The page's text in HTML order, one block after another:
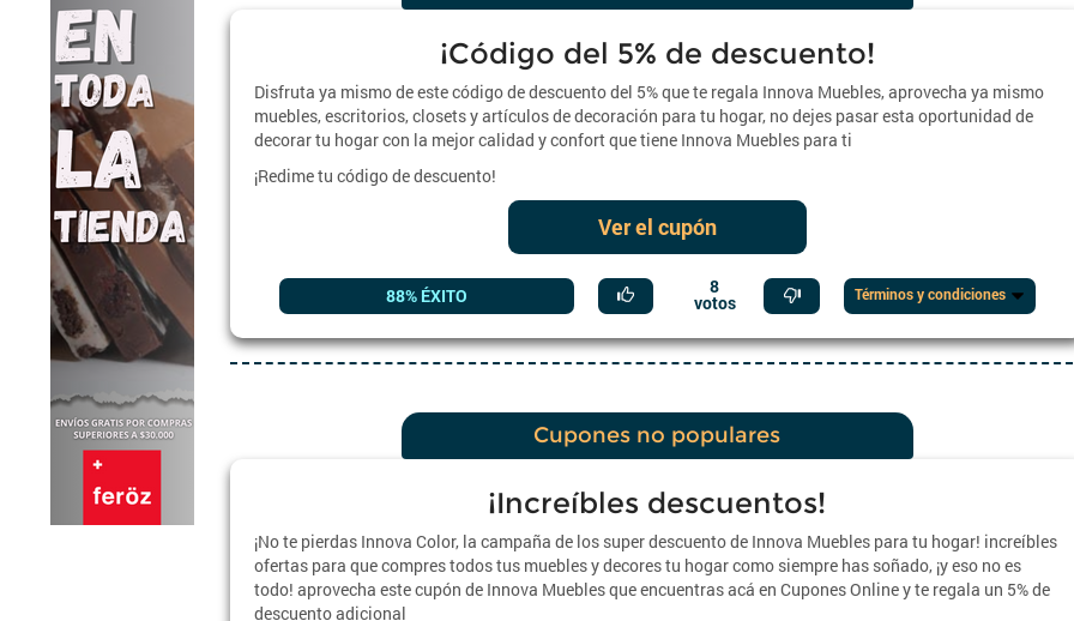
¡Código del 5% de descuento!
Disfruta ya mismo de este código de descuento del 5% que te regala Innova Muebles, aprovecha ya mismo
muebles, escritorios, closets y artículos de decoración para tu hogar, no dejes pasar esta oportunidad de
decorar tu hogar con la mejor calidad y confort que tiene Innova Muebles para ti
¡Redime tu código de descuento!
Ver el cupón
88% ÉXITO 8
votos Términos y condiciones
Cupones no populares
¡Increíbles descuentos!
¡No te pierdas Innova Color, la campaña de los super descuento de Innova Muebles para tu hogar! increíbles
ofertas para que compres todos tus muebles y decores tu hogar como siempre has soñado, ¡y eso no es
todo! aprovecha este cupón de Innova Muebles que encuentras acá en Cupones Online y te regala un 5% de
descuento adicional